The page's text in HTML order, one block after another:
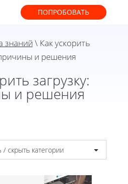
ПОПРОБОВАТЬ
знаний \ Как ускорить
и решения
загрузку:
и решения
/ скрыть категории